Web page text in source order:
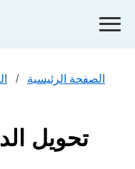
الصفحة الرئيسية
تحويل